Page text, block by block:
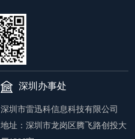
深圳办事处
深圳市雷迅科信息科技有限公司
地址： 深圳市龙岗区腾飞路创投大